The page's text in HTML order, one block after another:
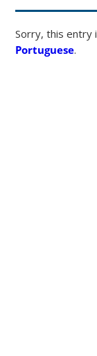
Sorry, this entry
Portuguese.